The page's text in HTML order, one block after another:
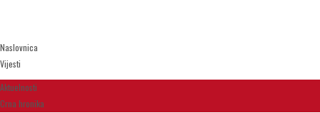
Naslovnica
Vijesti
Aktuelnosti
Crna hronika